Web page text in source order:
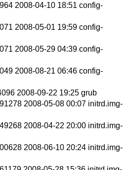
2008-04-10 18:51 config-
2008-05-01 19:59 config-
2008-05-29 04:39 config-
2008-08-21 06:46 config-
2008-09-22 19:25 grub
2008-05-08 00:07 initrd.img-
2008-04-22 20:00 initrd.img-
2008-06-10 20:24 initrd.img-